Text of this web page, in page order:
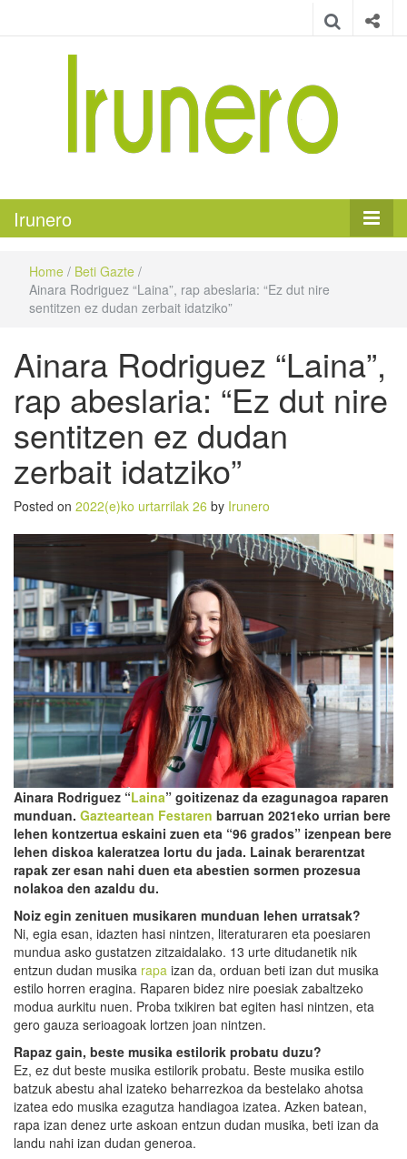
Irunero
Home / Beti Gazte /
Ainara Rodriguez “Laina”, rap abeslaria: “Ez dut nire
sentitzen ez dudan zerbait idatziko”
Ainara Rodriguez “Laina”,
rap abeslaria: “Ez dut nire
sentitzen ez dudan
zerbait idatziko”
Posted on 2022(e)ko urtarrilak 26 by Irunero
Ainara Rodriguez “Laina” goitizenaz da ezagunagoa raparen
munduan. Gazteartean Festaren barruan 2021eko urrian bere
lehen kontzertua eskaini zuen eta “96 grados” izenpean bere
lehen diskoa kaleratzea lortu du jada. Lainak berarentzat
rapak zer esan nahi duen eta abestien sormen prozesua
nolakoa den azaldu du.
Noiz egin zenituen musikaren munduan lehen urratsak?
Ni, egia esan, idazten hasi nintzen, literaturaren eta poesiaren
mundua asko gustatzen zitzaidalako. 13 urte ditudanetik nik
entzun dudan musika rapa izan da, orduan beti izan dut musika
estilo horren eragina. Raparen bidez nire poesiak zabaltzeko
modua aurkitu nuen. Proba txikiren bat egiten hasi nintzen, eta
gero gauza serioagoak lortzen joan nintzen.
Rapaz gain, beste musika estilorik probatu duzu?
Ez, ez dut beste musika estilorik probatu. Beste musika estilo
batzuk abestu ahal izateko beharrezkoa da bestelako ahotsa
izatea edo musika ezagutza handiagoa izatea. Azken batean,
rapa izan denez urte askoan entzun dudan musika, beti izan da
landu nahi izan dudan generoa.